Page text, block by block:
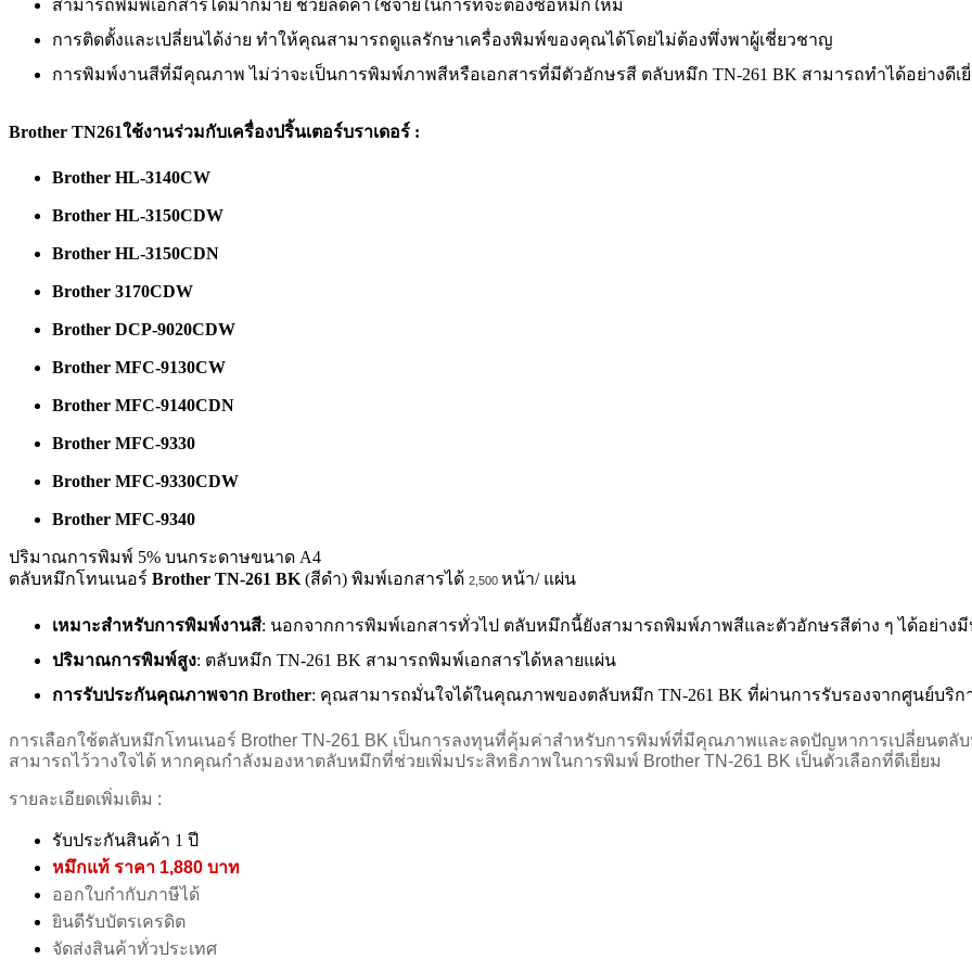
สามารถพิมพ์เอกสารได้มากมาย ช่วยลดค่าใช้จ่ายในการที่จะต้องซื้อหมึกใหม่
การติดตั้งและเปลี่ยนได้ง่าย ทำให้คุณสามารถดูแลรักษาเครื่องพิมพ์ของคุณได้โดยไม่ต้องพึ่งพาผู้เชี่ยวชาญ
การพิมพ์งานสีที่มีคุณภาพ ไม่ว่าจะเป็นการพิมพ์ภาพสีหรือเอกสารที่มีตัวอักษรสี ตลับหมึก TN-261 BK สามารถทำได้อย่างดีเ
Brother TN261ใช้งานร่วมกับเครื่องปริ้นเตอร์บราเดอร์ :
Brother HL-3140CW
Brother HL-3150CDW
Brother HL-3150CDN
Brother 3170CDW
Brother DCP-9020CDW
Brother MFC-9130CW
Brother MFC-9140CDN
Brother MFC-9330
Brother MFC-9330CDW
Brother MFC-9340
ปริมาณการพิมพ์ 5% บนกระดาษขนาด A4
ตลับหมึกโทนเนอร์ Brother TN-261 BK (สีดำ) พิมพ์เอกสารได้ 2,500 หน้า/ แผ่น
เหมาะสำหรับการพิมพ์งานสี: นอกจากการพิมพ์เอกสารทั่วไป ตลับหมึกนี้ยังสามารถพิมพ์ภาพสีและตัวอักษรสีต่าง ๆ ได้อย่าง
ปริมาณการพิมพ์สูง: ตลับหมึก TN-261 BK สามารถพิมพ์เอกสารได้หลายแผ่น
การรับประกันคุณภาพจาก Brother: คุณสามารถมั่นใจได้ในคุณภาพของตลับหมึก TN-261 BK ที่ผ่านการรับรองจากศูนย์บริกา
การเลือกใช้ตลับหมึกโทนเนอร์ Brother TN-261 BK เป็นการลงทุนที่คุ้มค่าสำหรับการพิมพ์ที่มีคุณภาพและลดปัญหาการเปลี่ยนต
สามารถไว้วางใจได้ หากคุณกำลังมองหาตลับหมึกที่ช่วยเพิ่มประสิทธิภาพในการพิมพ์ Brother TN-261 BK เป็นตัวเลือกที่ดีเยี่ยม
รายละเอียดเพิ่มเติม :
รับประกันสินค้า 1 ปี
หมึกแท้ ราคา 1,880 บาท
ออกใบกำกับภาษีได้
ยินดีรับบัตรเครดิต
จัดส่งสินค้าทั่วประเทศ